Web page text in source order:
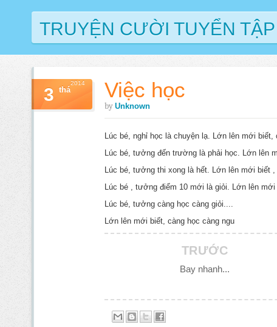
TRUYỆN CƯỜI TUYỂN TẬP
Việc học
by Unknown
3 thá
2014
Lúc bé, nghỉ học là chuyện lạ. Lớn lên mới biết,
Lúc bé, tưởng đến trường là phải học. Lớn lên
Lúc bé, tưởng thi xong là hết. Lớn lên mới biết
Lúc bé , tưởng điểm 10 mới là giỏi. Lớn lên
Lúc bé, tưởng càng học càng giỏi....
Lớn lên mới biết, càng học càng ngu
TRƯỚC
Bay nhanh...